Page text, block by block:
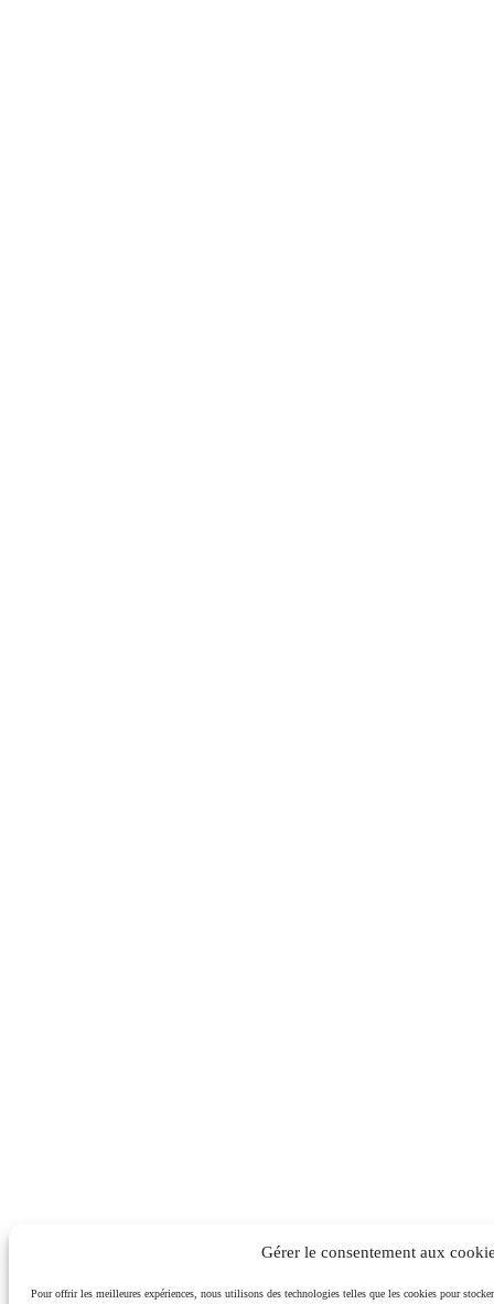
Gérer le consentement aux
Pour offrir les meilleures expériences, nous utilisons des technologies telles que les cookies pour